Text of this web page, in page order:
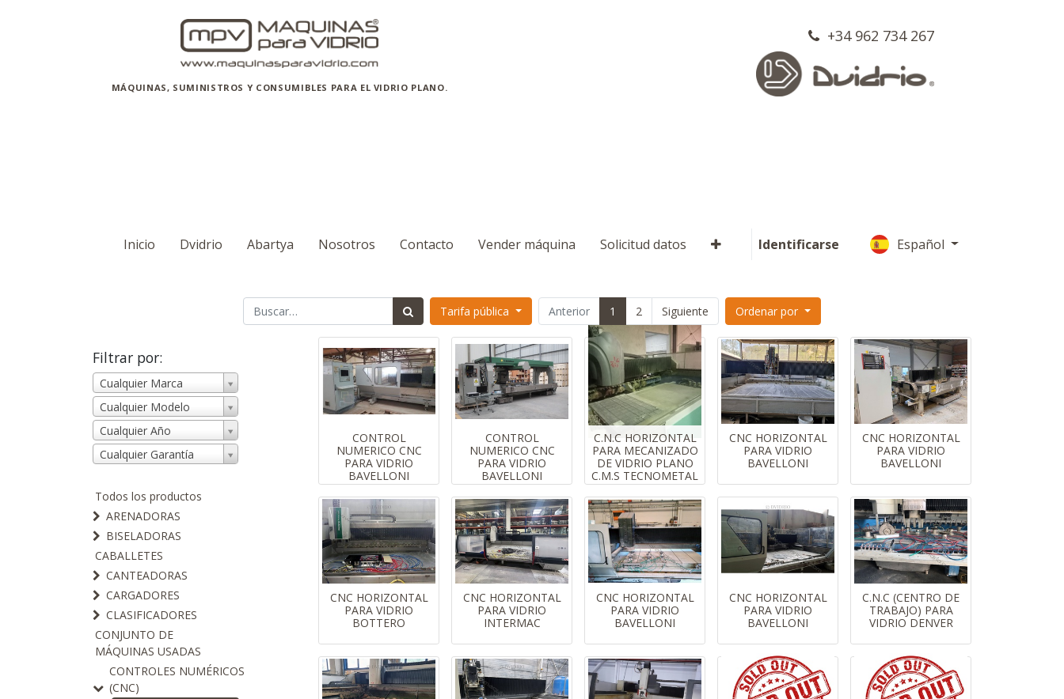
MÁQUINAS, SUMINISTROS Y CONSUMIBLES PARA EL VIDRIO PLANO.
+34 962 734 267
Inicio Dvidrio Abartya Nosotros Contacto Vender máquina Solicitud datos Identificarse Español
Tarifa pública Anterior 1 2 Siguiente Ordenar por
Filtrar por:
Cualquier Marca
Cualquier Modelo
Cualquier Año
Cualquier Garantía
Todos los productos
ARENADORAS
BISELADORAS
CABALLETES
CANTEADORAS
CARGADORES
CLASIFICADORES
CONJUNTO DE
MÁQUINAS USADAS
CONTROLES NUMÉRICOS
(CNC)
CONTROL
NUMERICO CNC
PARA VIDRIO
BAVELLONI
CONTROL
NUMERICO CNC
PARA VIDRIO
BAVELLONI
C.N.C HORIZONTAL
PARA MECANIZADO
DE VIDRIO PLANO
C.M.S TECNOMETAL
CNC HORIZONTAL
PARA VIDRIO
BAVELLONI
CNC HORIZONTAL
PARA VIDRIO
BAVELLONI
CNC HORIZONTAL
PARA VIDRIO
BOTTERO
CNC HORIZONTAL
PARA VIDRIO
INTERMAC
CNC HORIZONTAL
PARA VIDRIO
BAVELLONI
CNC HORIZONTAL
PARA VIDRIO
BAVELLONI
C.N.C (CENTRO DE
TRABAJO) PARA
VIDRIO DENVER